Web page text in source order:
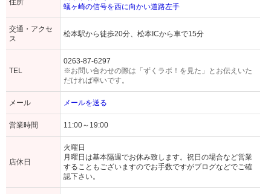
住所
蟻ヶ崎の信号を西に向かい道路左手
交通・アクセ
ス
松本駅から徒歩20分、松本ICから車で15分
TEL
0263-87-6297
※お問い合わせの際は「ずくラボ！を見た」とお伝えいた
だければ幸いです。
メール メールを送る
営業時間 11:00～19:00
店休日
火曜日
月曜日は基本隔週でお休み致します。祝日の場合など営業
することもございますのでお手数ですがブログなどでご確
認下さい。